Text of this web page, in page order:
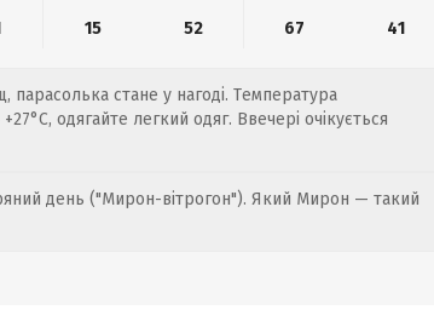
15 52 67 41
стане у нагоді. Температура
одягайте легкий одяг. Ввечері очікується
день ("Мирон-вітрогон"). Який Мирон — такий